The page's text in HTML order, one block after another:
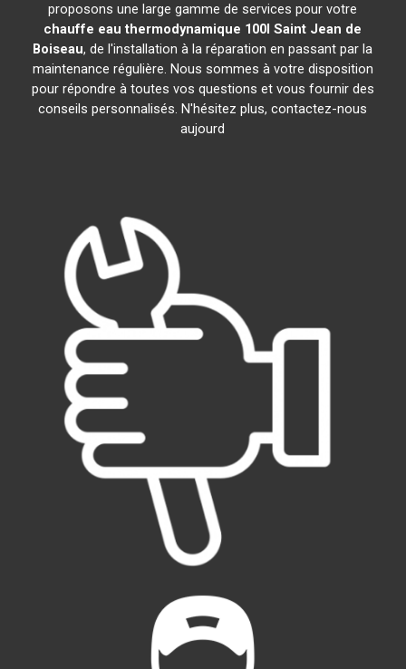
proposons une large gamme de services pour votre
chauffe eau thermodynamique 100l Saint Jean de
Boiseau, de l'installation à la réparation en passant par la
maintenance régulière. Nous sommes à votre disposition
pour répondre à toutes vos questions et vous fournir des
conseils personnalisés. N'hésitez plus, contactez-nous
aujourd